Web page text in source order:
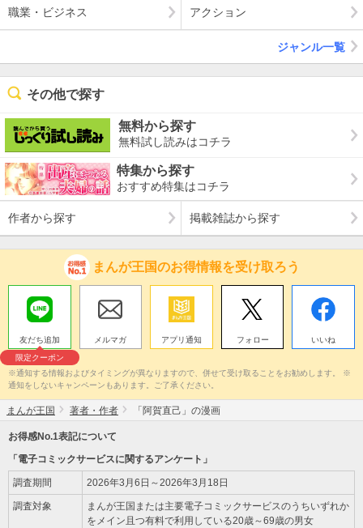
職業・ビジネス アクション
ジャンル一覧
その他で探す
無料から探す
無料試し読みはコチラ
特集から探す
おすすめ特集はコチラ
作者から探す 掲載雑誌から探す
まんが王国のお得情報を受け取ろう
友だち追加
限定クーポン
メルマガ アプリ通知 フォロー いいね
※通知する情報およびタイミングが異なりますので、併せて受け取ることをお勧めします。 ※
通知をしないキャンペーンもあります。ご了承ください。
まんが王国 著者・作者 「阿賀直己」の漫画
お得感No.1表記について
「電子コミックサービスに関するアンケート」
調査期間 2026年3月6日～2026年3月18日
調査対象
まんが王国または主要電子コミックサービスのうちいずれか
をメイン且つ有料で利用している20歳～69歳の男女